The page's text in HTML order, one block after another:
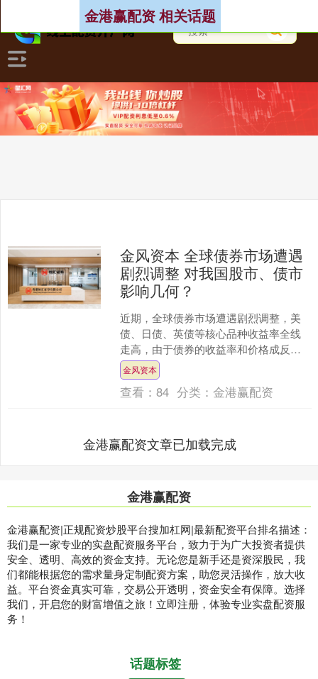
金港赢配资 相关话题
金风资本 全球债券市场遭遇
剧烈调整 对我国股市、债市
影响几何？
近期，全球债券市场遭遇剧烈调整，美
债、日债、英债等核心品种收益率全线
走高，由于债券的收益率和价格成反
比，这也意味着债券价格迎来集体下跌
行情。 业内分析表示，本轮....
金风资本
查看：84 分类：金港赢配资
金港赢配资文章已加载完成
金港赢配资
金港赢配资|正规配资炒股平台搜加杠网|最新配资平台排名描述：
我们是一家专业的实盘配资服务平台，致力于为广大投资者提供
安全、透明、高效的资金支持。无论您是新手还是资深股民，我
们都能根据您的需求量身定制配资方案，助您灵活操作，放大收
益。平台资金真实可靠，交易公开透明，资金安全有保障。选择
我们，开启您的财富增值之旅！立即注册，体验专业实盘配资服
务！
话题标签